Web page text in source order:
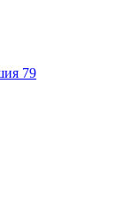
79